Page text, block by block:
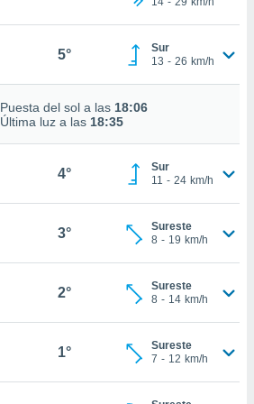
5°
Sur
13 - 26 km/h
Puesta del sol a las 18:06
Última luz a las 18:35
4°
Sur
11 - 24 km/h
3°
Sureste
8 - 19 km/h
2°
Sureste
8 - 14 km/h
1°
Sureste
7 - 12 km/h